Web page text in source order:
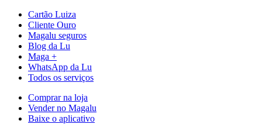
Cartão Luiza
Cliente Ouro
Magalu seguros
Blog da Lu
Maga +
WhatsApp da Lu
Todos os serviços
Comprar na loja
Vender no Magalu
Baixe o aplicativo